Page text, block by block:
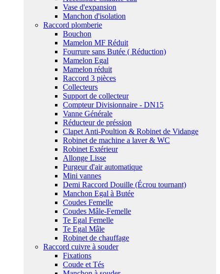
Vase d'expansion
Manchon d'isolation
Raccord plomberie
Bouchon
Mamelon MF Réduit
Fourrure sans Butée ( Réduction)
Mamelon Egal
Mamelon réduit
Raccord 3 pièces
Collecteurs
Support de collecteur
Compteur Divisionnaire - DN15
Vanne Générale
Réducteur de préssion
Clapet Anti-Poultion & Robinet de Vidange
Robinet de machine a laver & WC
Robinet Extérieur
Allonge Lisse
Purgeur d'air automatique
Mini vannes
Demi Raccord Douille (Écrou tournant)
Manchon Egal à Butée
Coudes Femelle
Coudes Mâle-Femelle
Te Egal Femelle
Te Egal Mâle
Robinet de chauffage
Raccord cuivre à souder
Fixations
Coude et Tés